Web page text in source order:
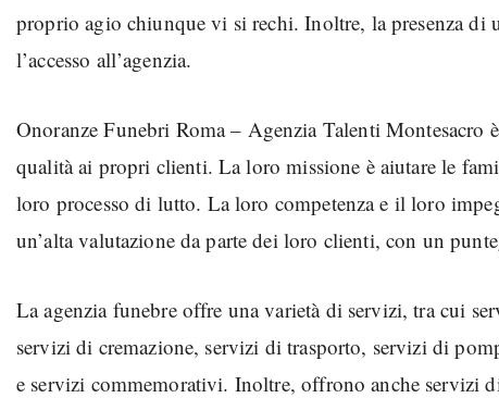
proprio agio chiunque vi si rechi. Inoltre, la presenza di
l’accesso all’agenzia.
Onoranze Funebri Roma – Agenzia Talenti Montesacro
qualità ai propri clienti. La loro missione è aiutare le
loro processo di lutto. La loro competenza e il loro
un’alta valutazione da parte dei loro clienti, con un
La agenzia funebre offre una varietà di servizi, tra cui
servizi di cremazione, servizi di trasporto, servizi di
e servizi commemorativi. Inoltre, offrono anche servizi